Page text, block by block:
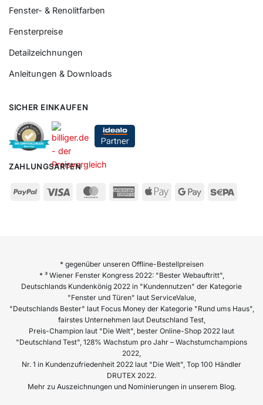
Fenster- & Renolitfarben
Fensterpreise
Detailzeichnungen
Anleitungen & Downloads
SICHER EINKAUFEN
ZAHLUNGSARTEN
* gegenüber unseren Offline-Bestellpreisen
* ³ Wiener Fenster Kongress 2022: "Bester Webauftritt",
Deutschlands Kundenkönig 2022 in "Kundennutzen" der Kategorie
"Fenster und Türen" laut ServiceValue,
"Deutschlands Bester" laut Focus Money der Kategorie "Rund ums Haus",
fairstes Unternehmen laut Deutschland Test,
Preis-Champion laut "Die Welt", bester Online-Shop 2022 laut
"Deutschland Test", 128% Wachstum pro Jahr – Wachstumchampions
2022,
Nr. 1 in Kundenzufriedenheit 2022 laut "Die Welt", Top 100 Händler
DRUTEX 2022.
Mehr zu Auszeichnungen und Nominierungen in unserem Blog.